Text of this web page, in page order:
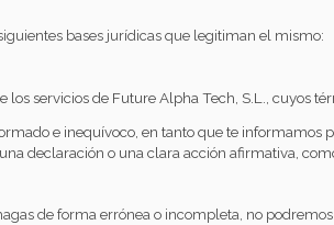
bases jurídicas que legitiman el mismo:
servicios de Future Alpha Tech, S.L., cuyos
e inequívoco, en tanto que te informamos
declaración o una clara acción afirmativa,
de forma errónea o incompleta, no